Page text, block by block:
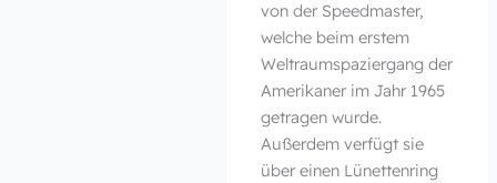
von der Speedmaster,
welche beim erstem
Weltraumspaziergang der
Amerikaner im Jahr 1965
getragen wurde.
Außerdem verfügt sie
über einen Lünettenring